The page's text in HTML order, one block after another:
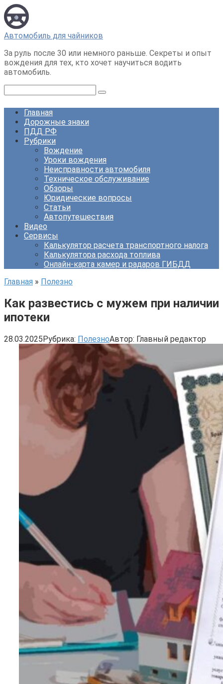
Перейти
к
контенту
Автомобиль для чайников
За руль после 30 или немного раньше. Секреты и опыт
вождения для тех, кто хочет научиться водить
автомобиль.
Главная
Дорожные знаки
ПДД РФ
Рубрики
Вождение
Уроки вождения
Неисправности автомобиля
Техническое обслуживание
Обзоры
Юридические вопросы
Статьи
Автопутешествия
Видео
Сервисы
Калькулятор расчета транспортного налога
Калькулятора расхода топлива
Онлайн-карта камер и радаров ГИБДД
Главная » Полезно
Как развестись с мужем при наличии
ипотеки
28.03.2025Рубрика: ПолезноАвтор: Главный редактор